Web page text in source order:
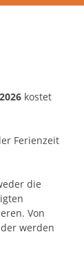
kostet
Ferienzeit
die
Von
werden